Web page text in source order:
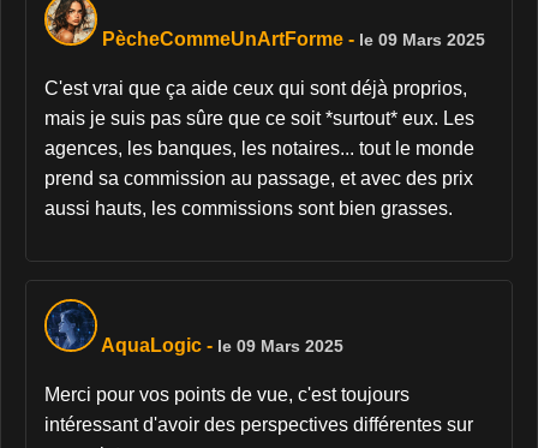
PècheCommeUnArtForme - le 09 Mars 2025
C'est vrai que ça aide ceux qui sont déjà proprios,
mais je suis pas sûre que ce soit *surtout* eux. Les
agences, les banques, les notaires... tout le monde
prend sa commission au passage, et avec des prix
aussi hauts, les commissions sont bien grasses.
AquaLogic - le 09 Mars 2025
Merci pour vos points de vue, c'est toujours
intéressant d'avoir des perspectives différentes sur